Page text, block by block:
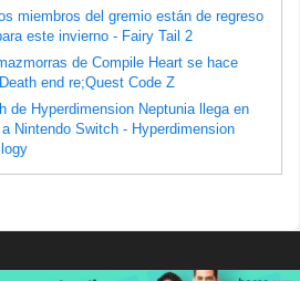
miembros del gremio están de regreso
este invierno - Fairy Tail 2
de Compile Heart se hace
end re;Quest Code Z
de Hyperdimension Neptunia llega en
Nintendo Switch - Hyperdimension